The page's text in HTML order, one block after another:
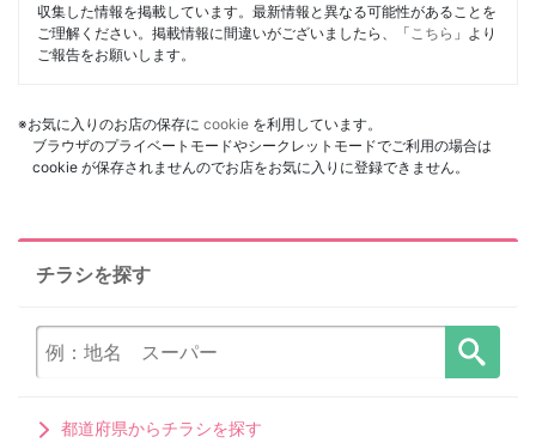
収集した情報を掲載しています。最新情報と異なる可能性があることを
ご理解ください。掲載情報に間違いがございましたら、「 こちら 」より
ご報告をお願いします。
※お気に入りのお店の保存に cookie を利用しています。
ブラウザのプライベートモードやシークレットモードでご利用の場合は
cookie が保存されませんのでお店をお気に入りに登録できません。
チラシを探す
都道府県からチラシを探す